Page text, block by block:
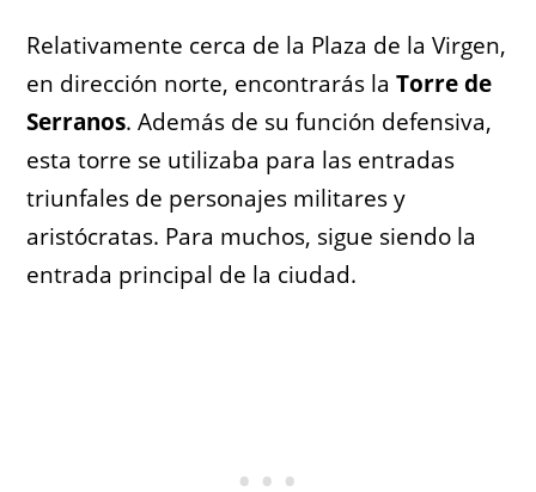
Relativamente cerca de la Plaza de la Virgen,
en dirección norte, encontrarás laTorre de
Serranos. Además de su función defensiva,
esta torre se utilizaba para las entradas
triunfales de personajes militares y
aristócratas. Para muchos, sigue siendo la
entrada principal de la ciudad.